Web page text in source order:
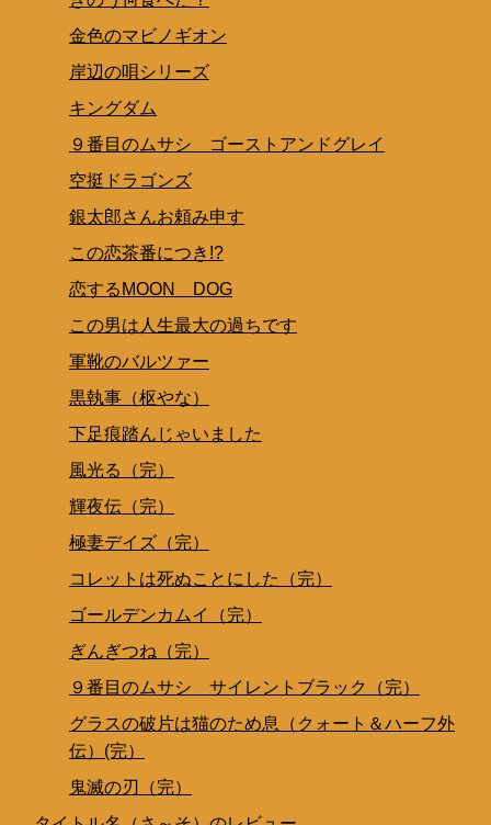
金色のマビノギオン
岸辺の唄シリーズ
キングダム
９番目のムサシ ゴーストアンドグレイ
空挺ドラゴンズ
銀太郎さんお頼み申す
この恋茶番につき!?
恋するMOON DOG
この男は人生最大の過ちです
軍靴のバルツァー
黒執事（枢やな）
下足痕踏んじゃいました
風光る（完）
輝夜伝（完）
極妻デイズ（完）
コレットは死ぬことにした（完）
ゴールデンカムイ（完）
ぎんぎつね（完）
９番目のムサシ サイレントブラック（完）
グラスの破片は猫のため息（クォート＆ハーフ外
伝）(完）
鬼滅の刃（完）